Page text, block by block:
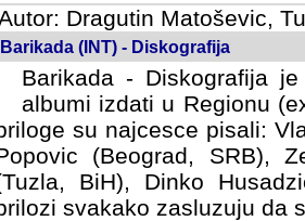
Dragutin Matoševic,
Barikada (INT) - Diskografija
Barikada - Diskografija
albumi izdati u Regionu
su najcesce pisali:
(Beograd, SRB),
BiH), Dinko
svakako zasluzuju da